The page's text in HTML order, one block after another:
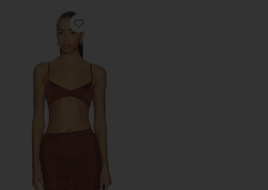
Favorite Courtney Bralette